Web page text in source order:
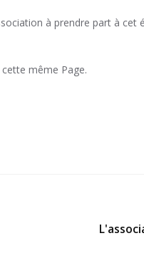
à prendre part à
même Page.